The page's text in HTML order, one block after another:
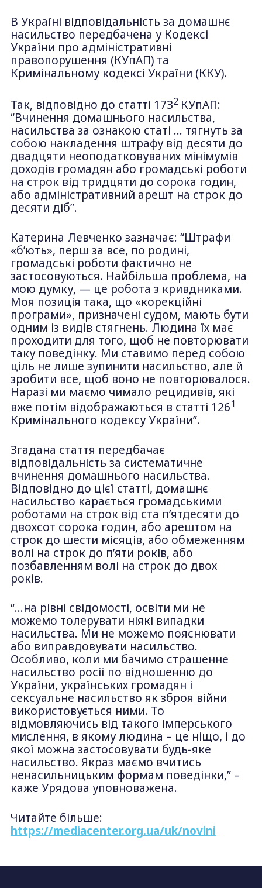
В Україні відповідальність за домашнє
насильство передбачена у Кодексі
України про адміністративні
правопорушення (КУпАП) та
Кримінальному кодексі України (ККУ).
Так, відповідно до статті 1732 КУпАП:
“Вчинення домашнього насильства,
насильства за ознакою статі … тягнуть за
собою накладення штрафу від десяти до
двадцяти неоподатковуваних мінімумів
доходів громадян або громадські роботи
на строк від тридцяти до сорока годин,
або адміністративний арешт на строк до
десяти діб”.
Катерина Левченко зазначає: “Штрафи
«б’ють», перш за все, по родині,
громадські роботи фактично не
застосовуються. Найбільша проблема, на
мою думку, — це робота з кривдниками.
Моя позиція така, що «корекційні
програми», призначені судом, мають бути
одним із видів стягнень. Людина їх має
проходити для того, щоб не повторювати
таку поведінку. Ми ставимо перед собою
ціль не лише зупинити насильство, але й
зробити все, щоб воно не повторювалося.
Наразі ми маємо чимало рецидивів, які
вже потім відображаються в статті 1261
Кримінального кодексу України”.
Згадана стаття передбачає
відповідальність за систематичне
вчинення домашнього насильства.
Відповідно до цієї статті, домашнє
насильство карається громадськими
роботами на строк від ста п’ятдесяти до
двохсот сорока годин, або арештом на
строк до шести місяців, або обмеженням
волі на строк до п’яти років, або
позбавленням волі на строк до двох
років.
“…на рівні свідомості, освіти ми не
можемо толерувати ніякі випадки
насильства. Ми не можемо пояснювати
або виправдовувати насильство.
Особливо, коли ми бачимо страшенне
насильство росії по відношенню до
України, українських громадян і
сексуальне насильство як зброя війни
використовується ними. То
відмовляючись від такого імперського
мислення, в якому людина – це ніщо, і до
якої можна застосовувати будь-яке
насильство. Якраз маємо вчитись
ненасильницьким формам поведінки,” –
каже Урядова уповноважена.
Читайте більше:
https://mediacenter.org.ua/uk/novini